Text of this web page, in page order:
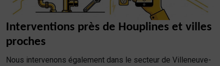
Interventions près de Houplines et villes
proches
Nous intervenons également dans le secteur de Villeneuve-